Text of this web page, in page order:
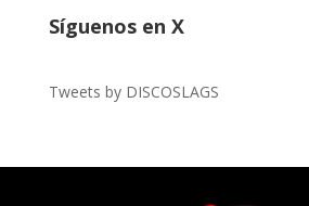
Síguenos en X
Tweets by DISCOSLAGS